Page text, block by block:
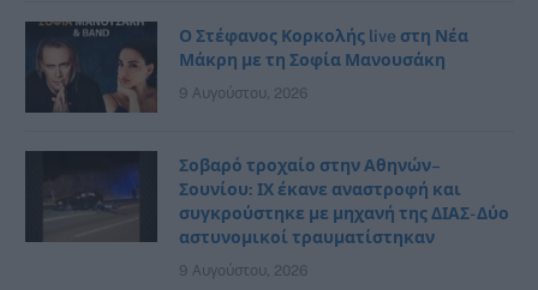
Ο Στέφανος Κορκολής live στη Νέα
Μάκρη με τη Σοφία Μανουσάκη
9 Αυγούστου, 2026
Σοβαρό τροχαίο στην Αθηνών–
Σουνίου: ΙΧ έκανε αναστροφή και
συγκρούστηκε με μηχανή της ΔΙΑΣ- Δύο
αστυνομικοί τραυματίστηκαν
9 Αυγούστου, 2026